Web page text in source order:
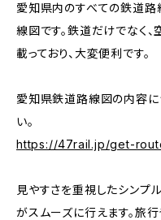
愛知県内のすべての鉄道路
線図です。鉄道だけでなく
載っており、大変便利です。
愛知県鉄道路線図の内容に
い。
https://47rail.jp/get-
見やすさを重視したシンプ
がスムーズに行えます。旅